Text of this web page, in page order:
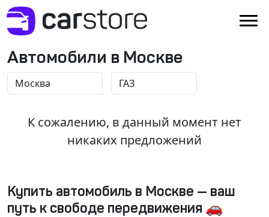
Автомобили в Москве
К сожалению, в данный момент нет
никаких предложений
Купить автомобиль в Москве — ваш
путь к свободе передвижения 🚗